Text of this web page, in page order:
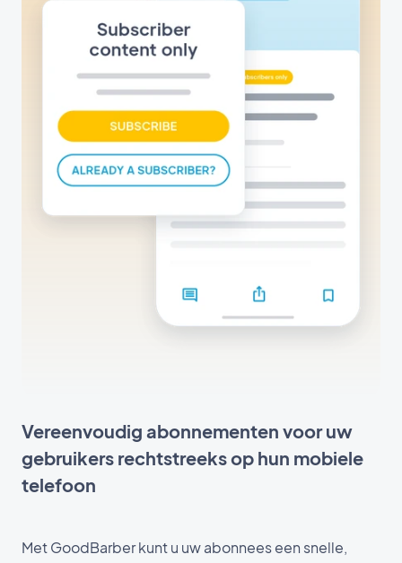
Vereenvoudig abonnementen voor uw
gebruikers rechtstreeks op hun mobiele
telefoon
Met GoodBarber kunt u uw abonnees een snelle,